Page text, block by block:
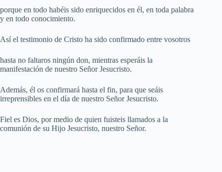
porque en todo habéis sido enriquecidos en él, en toda palabra
y en todo conocimiento.
Así el testimonio de Cristo ha sido confirmado entre vosotros
hasta no faltaros ningún don, mientras esperáis la
manifestación de nuestro Señor Jesucristo.
Además, él os confirmará hasta el fin, para que seáis
irreprensibles en el día de nuestro Señor Jesucristo.
Fiel es Dios, por medio de quien fuisteis llamados a la
comunión de su Hijo Jesucristo, nuestro Señor.